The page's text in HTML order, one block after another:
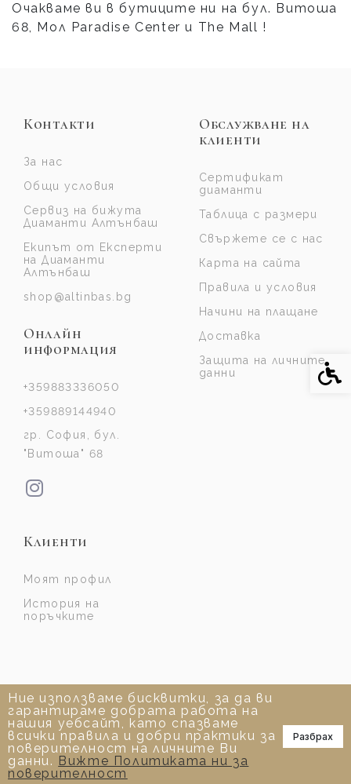
📞
Очакваме ви в бутиците ни на бул. Витоша
68, Мол Paradise Center и The Mall !
Ние използваме бисквитки, за да ви
гарантираме добрата работа на
нашия уебсайт, като спазваме
всички правила и добри практики за
поверителност на личните Ви
данни. Вижте Политиката ни за
поверителност
Разбрах
Контакти
За нас
Общи условия
Сервиз на бижута
Диаманти Алтънбаш
Екипът от Експерти
на Диаманти
Алтънбаш
shop@altinbas.bg
Онлайн
информация
+359883336050
+359889144940
гр. София, бул.
"Витоша" 68
Обслужване на
клиенти
Сертификат
диаманти
Таблица с размери
Свържете се с нас
Карта на сайта
Правила и условия
Начини на плащане
Доставка
Защита на личните
данни
Клиенти
Моят профил
История на
поръчките